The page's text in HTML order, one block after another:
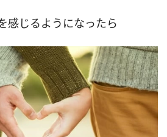
感じるようになったら